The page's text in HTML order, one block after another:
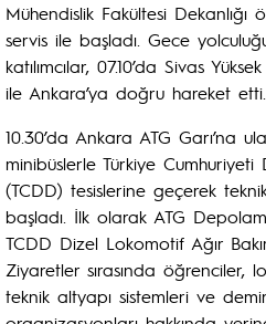
Mühendislik Fakültesi
servis ile başladı. Gece
katılımcılar, 07.10’da Sivas
ile Ankara’ya doğru hareket etti.
10.30’da Ankara ATG Garı’na
minibüslerle Türkiye
(TCDD) tesislerine geçerek
başladı. İlk olarak ATG
TCDD Dizel Lokomotif Ağır
Ziyaretler sırasında öğrenciler,
teknik altyapı sistemleri ve